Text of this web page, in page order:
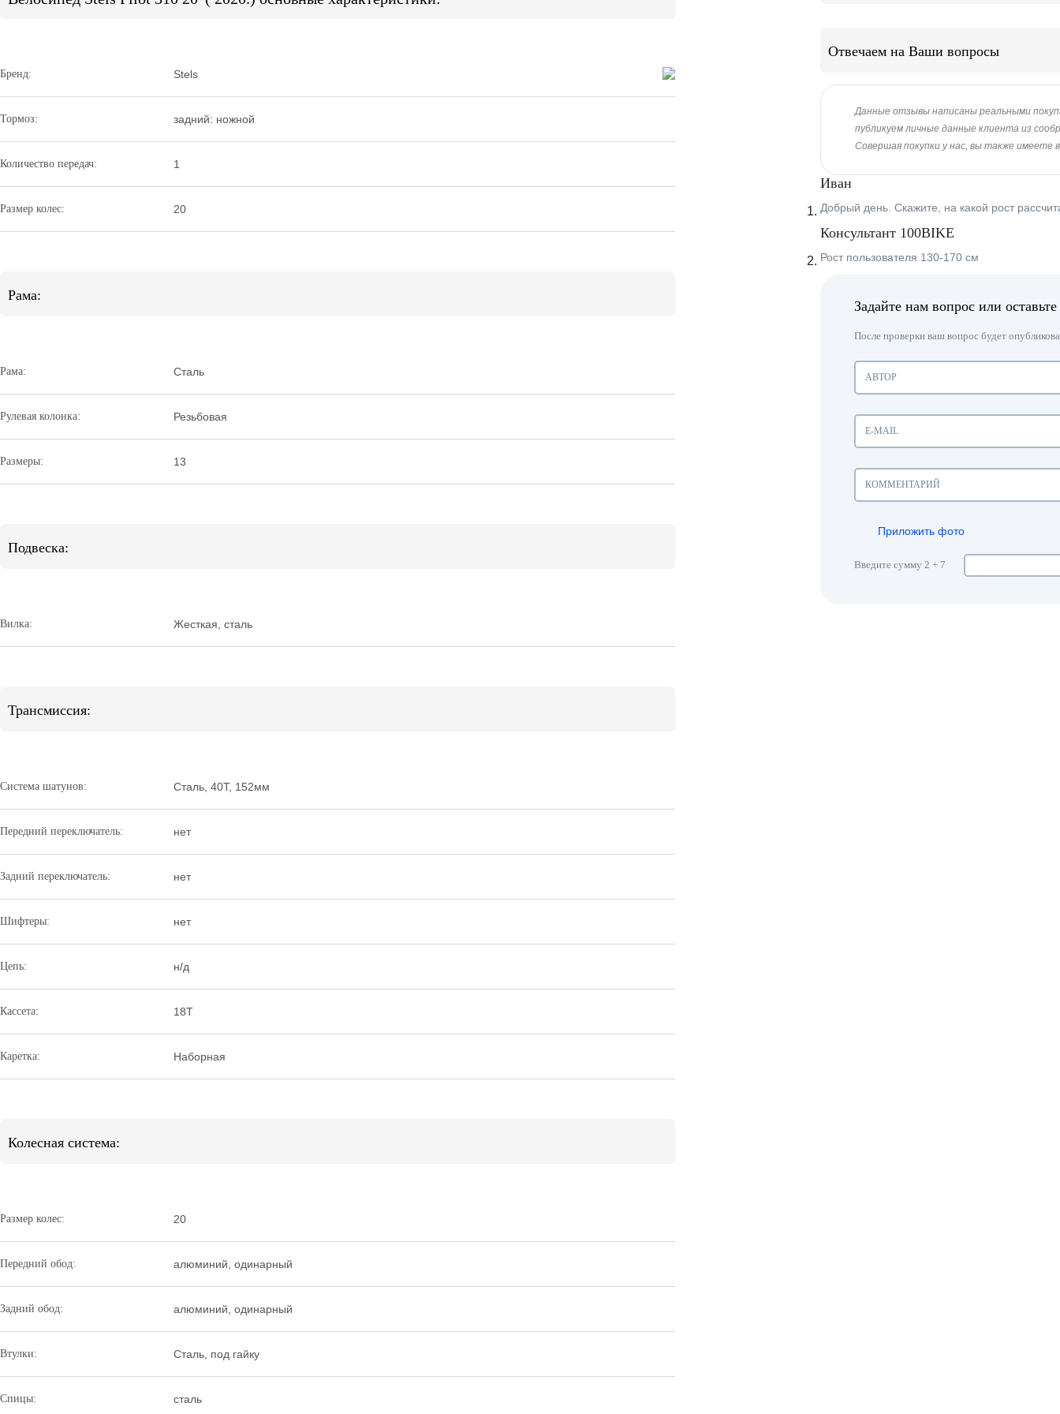
Бренд: Stels
Тормоз: задний: ножной
Количество передач: 1
Размер колес: 20
Рама:
Рама: Сталь
Рулевая колонка: Резьбовая
Размеры: 13
Подвеска:
Вилка: Жесткая, сталь
Трансмиссия:
Система шатунов: Сталь, 40Т, 152мм
Передний переключатель: нет
Задний переключатель: нет
Шифтеры: нет
Цепь: н/д
Кассета: 18T
Каретка: Наборная
Колесная система:
Размер колес: 20
Передний обод: алюминий, одинарный
Задний обод: алюминий, одинарный
Втулки: Сталь, под гайку
Спицы: сталь
Отвечаем на Ваши вопросы
Данные отзывы написаны реальными
публикуем личные данные клиента из
Совершая покупки у нас, вы также имеете
Иван
Добрый день. Скажите, на какой рост
Консультант 100BIKE
Рост пользователя 130-170 см
Задайте нам вопрос или
После проверки ваш вопрос будет
Приложить фото
Введите сумму 2 + 7